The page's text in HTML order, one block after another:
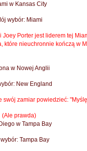
w Kansas City
wybór: Miami
Joey Porter jest liderem tej
które nieuchronnie kończą w
w Nowej Anglii
New England
swój zamiar powiedzieć:
(Ale prawda)
w Tampa Bay
Tampa Bay